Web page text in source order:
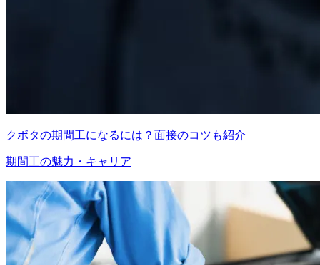
クボタの期間工になるには？面接のコツも紹介
期間工の魅力・キャリア